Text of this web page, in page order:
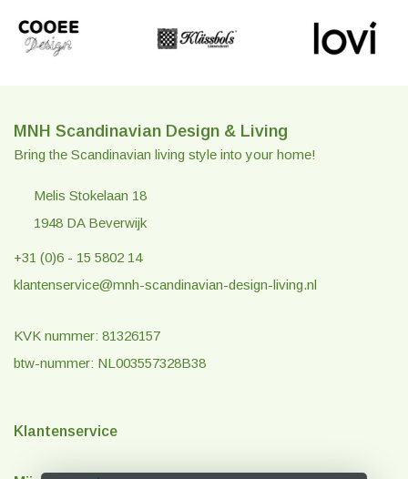
MNH Scandinavian Design & Living
Bring the Scandinavian living style into your home!
Melis Stokelaan 18
1948 DA Beverwijk
+31 (0)6 - 15 5802 14
klantenservice@mnh-scandinavian-design-living.nl
KVK nummer: 81326157
btw-nummer: NL003557328B38
Klantenservice